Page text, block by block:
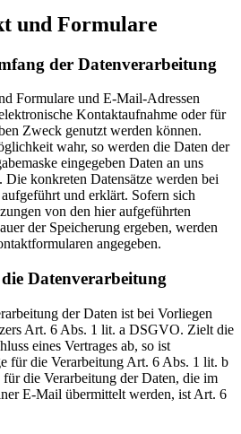
und Formulare
der Datenverarbeitung
Formulare und E-Mail-Adressen
Kontaktaufnahme oder für
Zweck genutzt werden können.
wahr, so werden die Daten der
eingegeben Daten an uns
Die konkreten Datensätze werden bei
und erklärt. Sofern sich
von den hier aufgeführten
der Speicherung ergeben, werden
angegeben.
Datenverarbeitung
der Daten ist bei Vorliegen
Art. 6 Abs. 1 lit. a DSGVO. Zielt die
eines Vertrages ab, so ist
für die Verarbeitung Art. 6 Abs. 1 lit. b
die Verarbeitung der Daten, die im
E-Mail übermittelt werden, ist Art. 6